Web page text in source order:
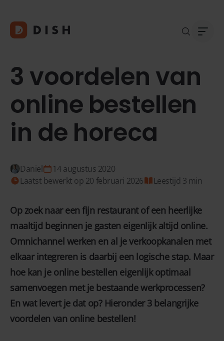
3 voordelen van
online bestellen
in de horeca
Daniel
14 augustus 2020
Laatst bewerkt op 20 februari 2026
Leestijd 3 min
Op zoek naar een fijn restaurant of een heerlijke
maaltijd beginnen je gasten eigenlijk altijd online.
Omnichannel werken en al je verkoopkanalen met
elkaar integreren is daarbij een logische stap. Maar
hoe kan je online bestellen eigenlijk optimaal
samenvoegen met je bestaande werkprocessen?
En wat levert je dat op? Hieronder 3 belangrijke
voordelen van online bestellen!